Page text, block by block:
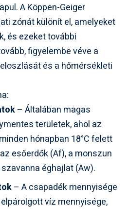
A Köppen-Geiger
zónát különít el, amelyeket
és ezeket további
figyelembe véve a
és a hőmérsékleti
– Általában magas
területek, ahol az
hónapban 18°C felett
esőerdők (Af), a monszun
éghajlat (Aw).
– A csapadék mennyisége
víz mennyisége,